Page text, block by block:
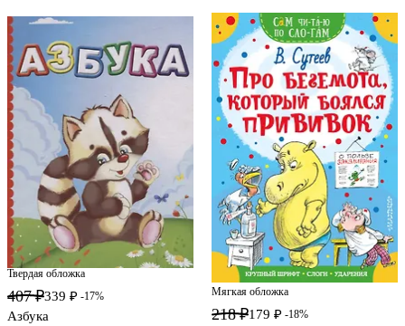
Твердая обложка
407 ₽339 ₽ -17%
Азбука
Мягкая обложка
218 ₽179 ₽ -18%